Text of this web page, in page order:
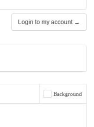
Login to my account →
Background